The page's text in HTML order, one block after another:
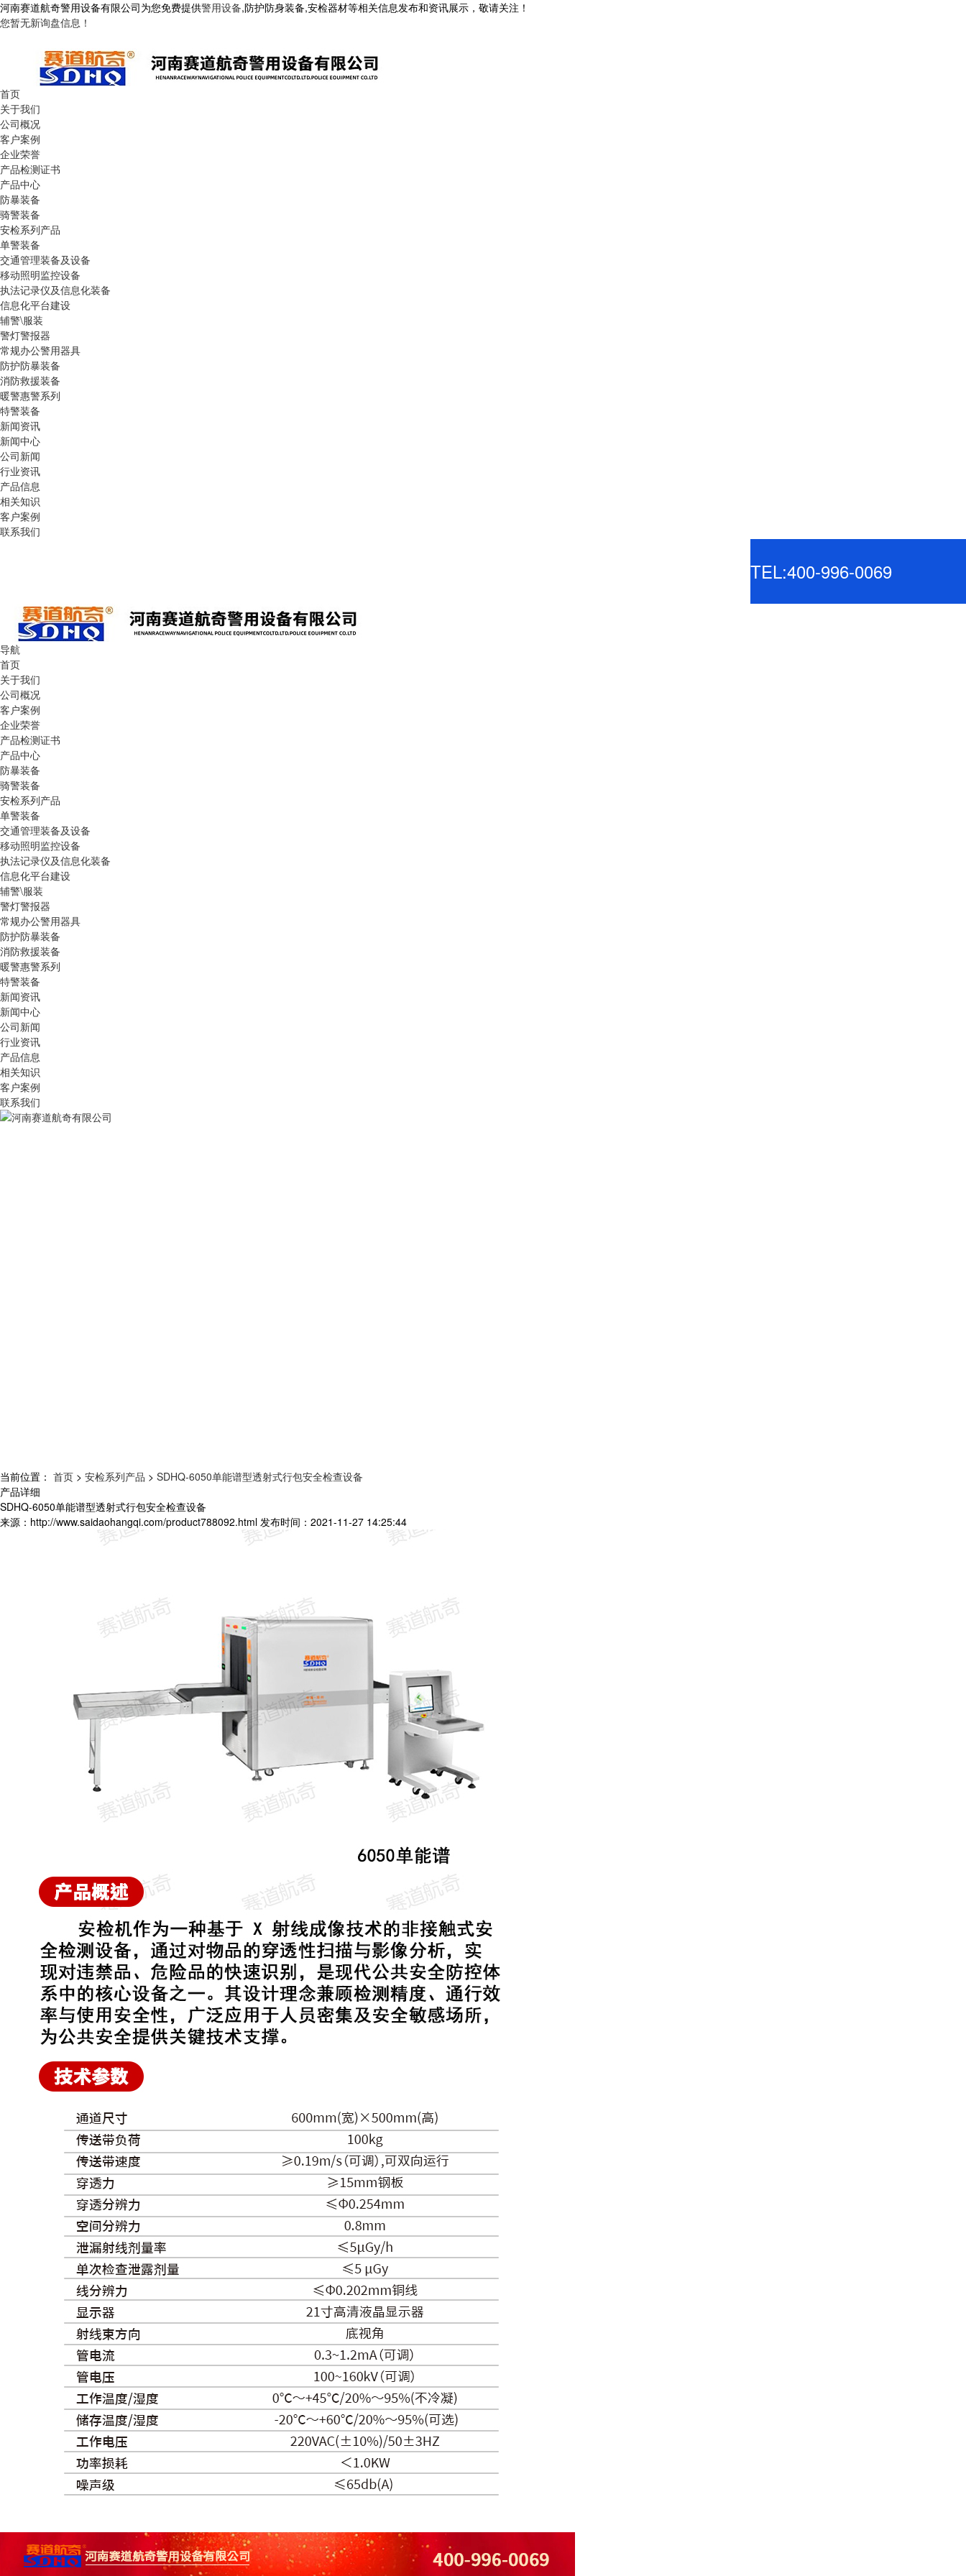
河南赛道航奇警用设备有限公司为您免费提供警用设备,防护防身装备,安检器材等相关信息发布和资讯展示，敬请关注！
您暂无新询盘信息！
首页
关于我们
公司概况
客户案例
企业荣誉
产品检测证书
产品中心
防暴装备
骑警装备
安检系列产品
单警装备
交通管理装备及设备
移动照明监控设备
执法记录仪及信息化装备
信息化平台建设
辅警\服装
警灯警报器
常规办公警用器具
防护防暴装备
消防救援装备
暖警惠警系列
特警装备
新闻资讯
新闻中心
公司新闻
行业资讯
产品信息
相关知识
客户案例
联系我们
TEL:400-996-0069
导航
首页
关于我们
公司概况
客户案例
企业荣誉
产品检测证书
产品中心
防暴装备
骑警装备
安检系列产品
单警装备
交通管理装备及设备
移动照明监控设备
执法记录仪及信息化装备
信息化平台建设
辅警\服装
警灯警报器
常规办公警用器具
防护防暴装备
消防救援装备
暖警惠警系列
特警装备
新闻资讯
新闻中心
公司新闻
行业资讯
产品信息
相关知识
客户案例
联系我们
当前位置： 首页 > 安检系列产品 > SDHQ-6050单能谱型透射式行包安全检查设备
产品详细
SDHQ-6050单能谱型透射式行包安全检查设备
来源： http://www.saidaohangqi.com/product788092.html 发布时间： 2021-11-27 14:25:44